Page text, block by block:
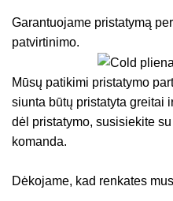
Garantuojame pristatymą
patvirtinimo.
Mūsų patikimi pristatymo
siunta būtų pristatyta greitai
dėl pristatymo, susisiekite
komanda.
Dėkojame, kad renkates